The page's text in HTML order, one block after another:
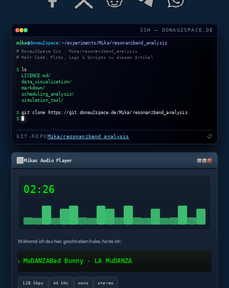
SSH — DONAU2SPACE.DE
mika@donau2space : ~/experiments/Mika/resonanzband_analysis
# Donau2Space Git · Mika/resonanzband_analysis
# Mehr Code, Plots, Logs & Scripts zu diesem Artikel
$
ls
LICENCE.md/
data_visualization/
markdown/
scheduling_analysis/
simulation_tool/
$ git clone https://git.donau2space.de/Mika/resonanzband_analysis
$
GIT-REPOMika/resonanzband_analysis 📋
Mikas Audio Player
02:26
Während ich das hier geschrieben habe, hörte ich:
MuDANZABad Bunny - LA MuDANZA
128 kbps 44 kHz mono stereo